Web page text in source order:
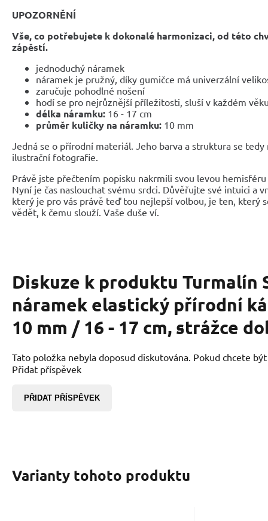
UPOZORNĚNÍ
Vše, co potřebujete k dokonalé harmonizaci, od této
zápěstí.
jednoduchý náramek
náramek je pružný, díky gumičce má univerzální
zaručuje pohodlné nošení
hodí se pro nejrůznější příležitosti, sluší v každém
délka náramku: 16 - 17 cm
průměr kuličky na náramku: 10 mm
Jedná se o přírodní materiál. Jeho barva a struktura se
ilustrační fotografie.
Právě jste přečtením popisku nakrmili svou levou
Nyní je čas naslouchat svému srdci. Důvěřujte své intuici a
který je pro vás právě teď tou nejlepší volbou, je ten, který
vědět, k čemu slouží. Vaše duše ví.
Diskuze k produktu Turmalín
náramek elastický přírodní
10 mm / 16 - 17 cm, strážce
Tato položka nebyla doposud diskutována. Pokud chcete
Přidat příspěvek
PŘIDAT PŘÍSPĚVEK
Varianty tohoto produktu